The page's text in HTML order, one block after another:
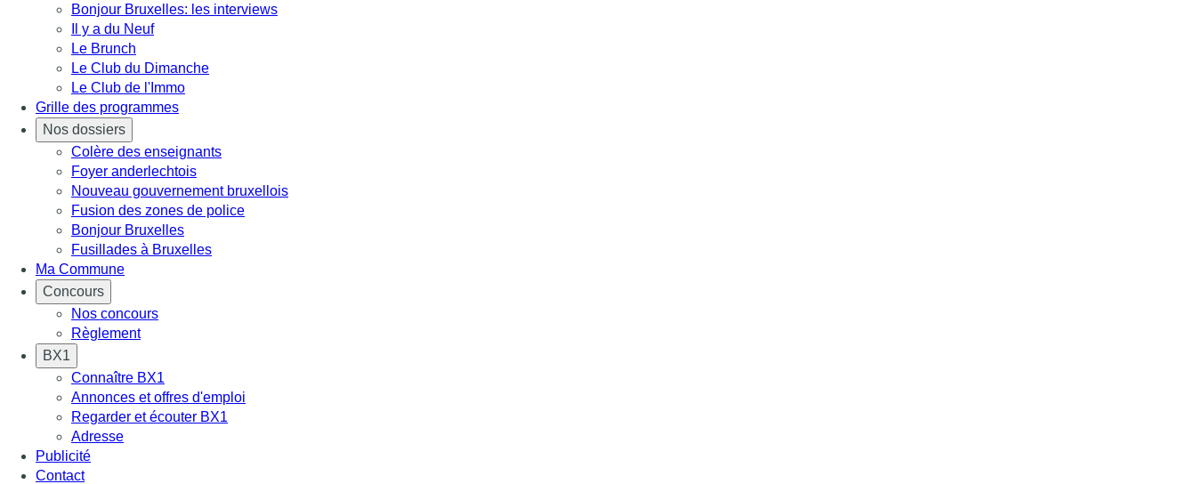
Bonjour Bruxelles: les interviews
Il y a du Neuf
Le Brunch
Le Club du Dimanche
Le Club de l'Immo
Grille des programmes
Nos dossiers
Colère des enseignants
Foyer anderlechtois
Nouveau gouvernement bruxellois
Fusion des zones de police
Bonjour Bruxelles
Fusillades à Bruxelles
Ma Commune
Concours
Nos concours
Règlement
BX1
Connaître BX1
Annonces et offres d'emploi
Regarder et écouter BX1
Adresse
Publicité
Contact